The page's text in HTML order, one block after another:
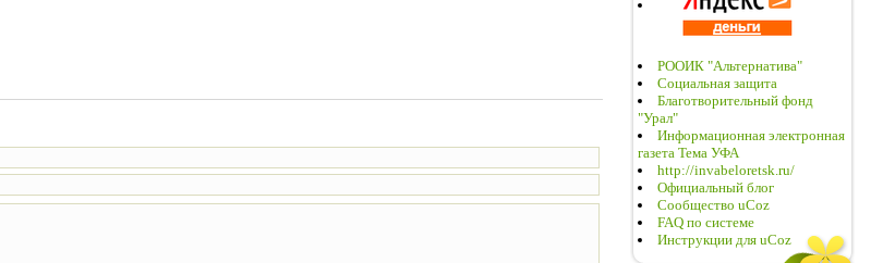
РООИК "Альтернатива"
Социальная защита
Благотворительный фонд
"Урал"
Информационная электронная
газета Тема УФА
http://invabeloretsk.ru/
Официальный блог
Сообщество uCoz
FAQ по системе
Инструкции для uCoz